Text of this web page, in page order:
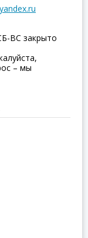
ВC закрыто
– мы